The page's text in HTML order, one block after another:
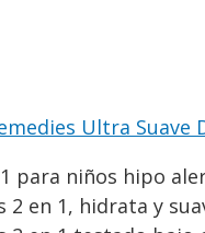
Ultra Suave
para niños hipo
2 en 1, hidrata y